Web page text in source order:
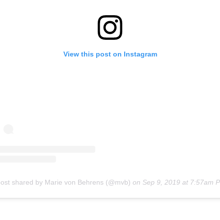
View this post on Instagram
shared by Marie von Behrens (@mvb) on Sep 9, 2019 at 7:57am